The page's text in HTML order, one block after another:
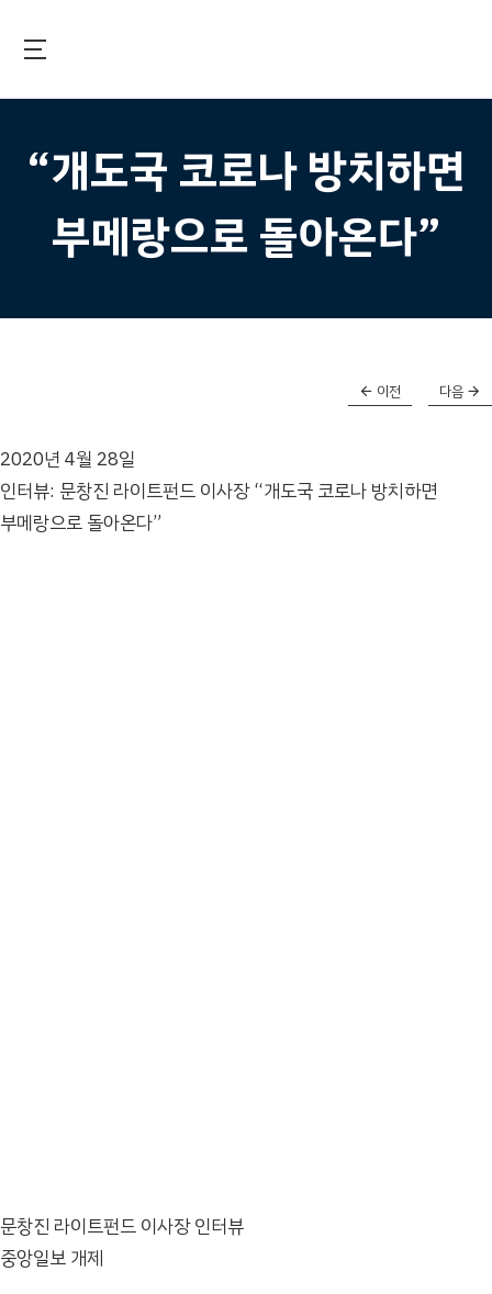
국제보건기술연구기금
“개도국 코로나 방치하면
부메랑으로 돌아온다”
이전 다음
2020년 4월 28일
인터뷰: 문창진 라이트펀드 이사장 “개도국 코로나 방치하면
부메랑으로 돌아온다”
문창진 라이트펀드 이사장 인터뷰
중앙일보 개제